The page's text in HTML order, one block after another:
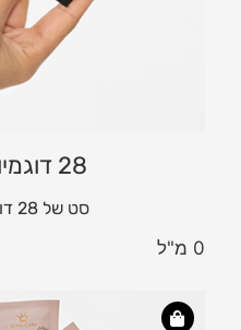
28 דוגמיות מוצרים
סט של 28 דוגמיות מוצרים
0 מ"ל